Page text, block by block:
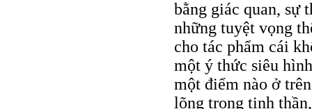
bằng giác quan, sự
những tuyệt vọng
cho tác phẩm cái
một ý thức siêu
một điểm nào ở
lõng trong tinh